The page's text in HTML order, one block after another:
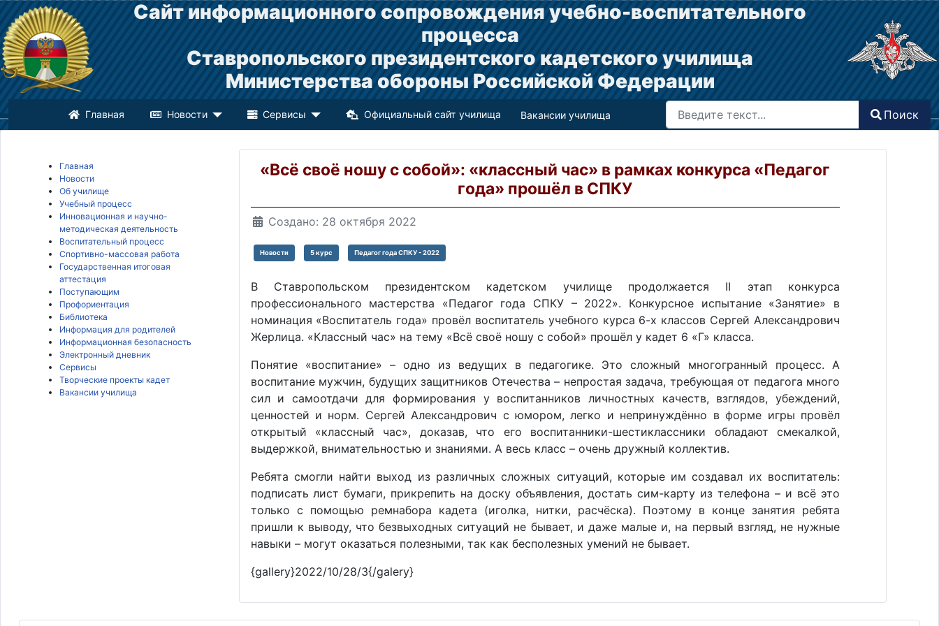
Сайт информационного сопровождения учебно-воспитательного
процесса
Ставропольского президентского кадетского училища
Министерства обороны Российской Федерации
Главная Новости Сервисы Официальный сайт училища Вакансии училища
Поиск
Поиск
Главная
Новости
Об училище
Учебный процесс
Инновационная и научно-
методическая деятельность
Воспитательный процесс
Спортивно-массовая работа
Государственная итоговая
аттестация
Поступающим
Профориентация
Библиотека
Информация для родителей
Информационная безопасность
Электронный дневник
Сервисы
Творческие проекты кадет
Вакансии училища
«Всё своё ношу с собой»: «классный час» в рамках конкурса «Педагог
года» прошёл в СПКУ
Создано: 28 октября 2022
Новости 5 курс Педагог года СПКУ - 2022
В Ставропольском президентском кадетском училище продолжается II этап конкурса
профессионального мастерства «Педагог года СПКУ – 2022». Конкурсное испытание «Занятие» в
номинация «Воспитатель года» провёл воспитатель учебного курса 6-х классов Сергей Александрович
Жерлица. «Классный час» на тему «Всё своё ношу с собой» прошёл у кадет 6 «Г» класса.
Понятие «воспитание» – одно из ведущих в педагогике. Это сложный многогранный процесс. А
воспитание мужчин, будущих защитников Отечества – непростая задача, требующая от педагога много
сил и самоотдачи для формирования у воспитанников личностных качеств, взглядов, убеждений,
ценностей и норм. Сергей Александрович с юмором, легко и непринуждённо в форме игры провёл
открытый «классный час», доказав, что его воспитанники-шестиклассники обладают смекалкой,
выдержкой, внимательностью и знаниями. А весь класс – очень дружный коллектив.
Ребята смогли найти выход из различных сложных ситуаций, которые им создавал их воспитатель:
подписать лист бумаги, прикрепить на доску объявления, достать сим-карту из телефона – и всё это
только с помощью ремнабора кадета (иголка, нитки, расчёска). Поэтому в конце занятия ребята
пришли к выводу, что безвыходных ситуаций не бывает, и даже малые и, на первый взгляд, не нужные
навыки – могут оказаться полезными, так как бесполезных умений не бывает.
{gallery}2022/10/28/3{/galery}